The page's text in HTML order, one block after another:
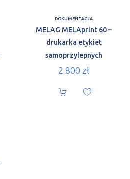
DOKUMENTACJA
MELAG MELAprint 60 –
drukarka etykiet
samoprzylepnych
2 800 zł